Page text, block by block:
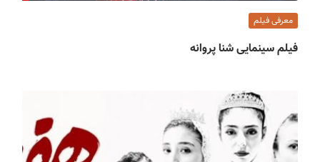
معرفی فیلم
فیلم سینمایی شنا پروانه